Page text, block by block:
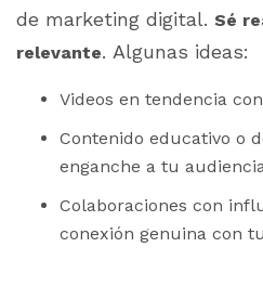
de marketing digital. Sé
relevante. Algunas ideas:
Videos en tendencia
Contenido educativo o
enganche a tu
Colaboraciones con
conexión genuina con